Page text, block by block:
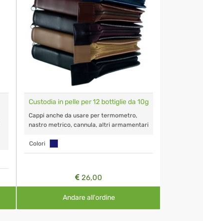
Custodia in pelle per 12 bottiglie da 10g
Cappi anche da usare per termometro,
nastro metrico, cannula, altri armamentari
Colori
26,00
Andare all'ordine